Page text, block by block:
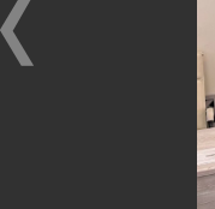
ПО ОБУЧЕНИЮ
Личный